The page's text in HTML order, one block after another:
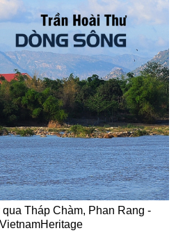
Tháp Chàm, Phan Rang -